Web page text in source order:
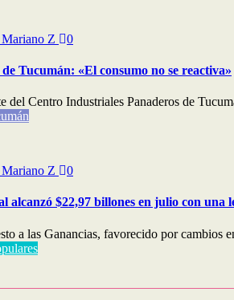
Mariano Z 0
Tucumán: «El consumo no se reactiva»
del Centro Industriales Panaderos de
Mariano Z 0
alcanzó $22,97 billones en julio con una
a las Ganancias, favorecido por cambios